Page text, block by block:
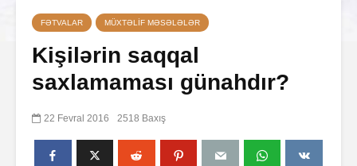
FƏTVALAR MÜXTƏLIF MƏSƏLƏLƏR
Kişilərin saqqal
saxlamaması günahdır?
22 Fevral 2016 2518 Baxış